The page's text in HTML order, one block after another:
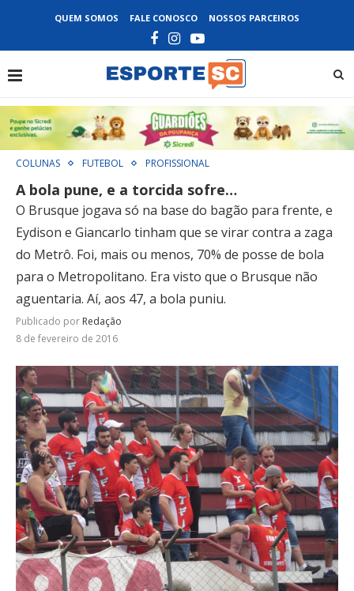
QUEM SOMOS FALE CONOSCO NOSSOS PARCEIROS
COLUNAS FUTEBOL PROFISSIONAL
A bola pune, e a torcida sofre…
O Brusque jogava só na base do bagão para frente, e
Eydison e Giancarlo tinham que se virar contra a zaga
do Metrô. Foi, mais ou menos, 70% de posse de bola
para o Metropolitano. Era visto que o Brusque não
aguentaria. Aí, aos 47, a bola puniu.
Publicado por Redação
8 de fevereiro de 2016